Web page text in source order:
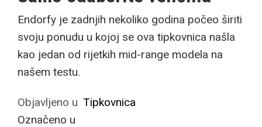
Endorfy je zadnjih nekoliko godina počeo širiti
svoju ponudu u kojoj se ova tipkovnica našla
kao jedan od rijetkih mid-range modela na
našem testu.
Objavljeno u Tipkovnica
Označeno u